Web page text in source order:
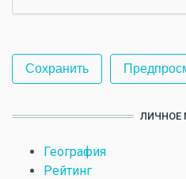
ЛИЧНОЕ
География
Рейтинг